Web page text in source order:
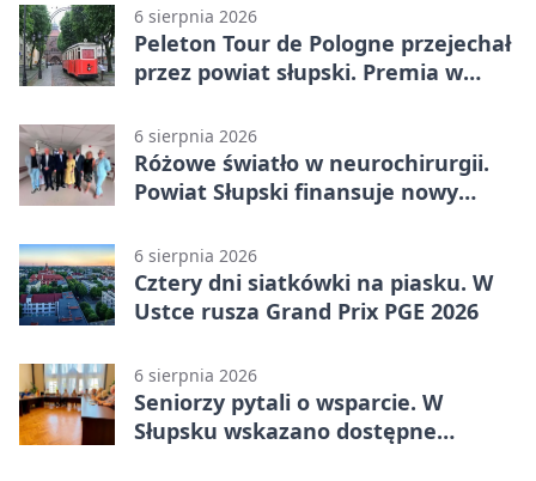
6 sierpnia 2026
Peleton Tour de Pologne przejechał
przez powiat słupski. Premia w
6 sierpnia 2026
Różowe światło w neurochirurgii.
Powiat Słupski finansuje nowy
6 sierpnia 2026
Cztery dni siatkówki na piasku. W
Ustce rusza Grand Prix PGE 2026
6 sierpnia 2026
Seniorzy pytali o wsparcie. W
Słupsku wskazano dostępne